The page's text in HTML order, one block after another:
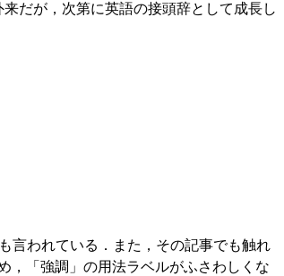
だが，次第に英語の接頭辞として成長し
言われている．また，その記事でも触れ
，「強調」の用法ラベルがふさわしくな